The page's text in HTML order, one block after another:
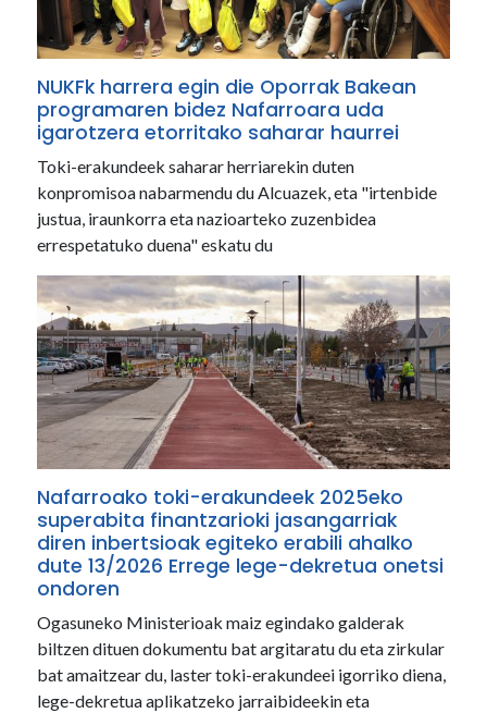
NUKFk harrera egin die Oporrak Bakean
programaren bidez Nafarroara uda
igarotzera etorritako saharar haurrei
Toki-erakundeek saharar herriarekin duten
konpromisoa nabarmendu du Alcuazek, eta "irtenbide
justua, iraunkorra eta nazioarteko zuzenbidea
errespetatuko duena" eskatu du
Nafarroako toki-erakundeek 2025eko
superabita finantzarioki jasangarriak
diren inbertsioak egiteko erabili ahalko
dute 13/2026 Errege lege-dekretua onetsi
ondoren
Ogasuneko Ministerioak maiz egindako galderak
biltzen dituen dokumentu bat argitaratu du eta zirkular
bat amaitzear du, laster toki-erakundeei igorriko diena,
lege-dekretua aplikatzeko jarraibideekin eta